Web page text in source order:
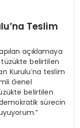
Teslim
açıklamaya
tüzükte belirtilen
Kurulu’na teslim
Genel
belirtilen
sürecin